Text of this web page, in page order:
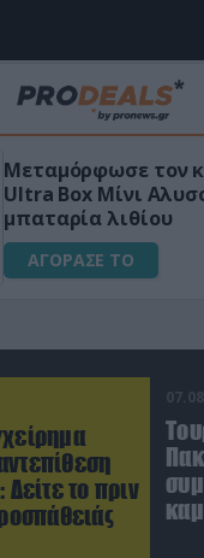
Μεταμόρφωσε τον
Ultra Box Μίνι
μπαταρία λιθίου
ΑΓΟΡΑΣΕ ΤΟ
Δείτε το πριν